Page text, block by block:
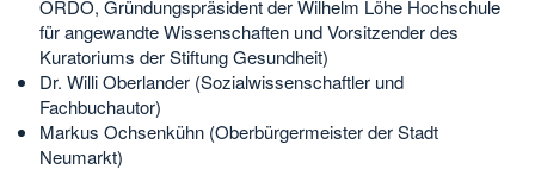
ORDO, Gründungspräsident der Wilhelm Löhe Hochschule
für angewandte Wissenschaften und Vorsitzender des
Kuratoriums der Stiftung Gesundheit)
Dr. Willi Oberlander (Sozialwissenschaftler und
Fachbuchautor)
Markus Ochsenkühn (Oberbürgermeister der Stadt
Neumarkt)